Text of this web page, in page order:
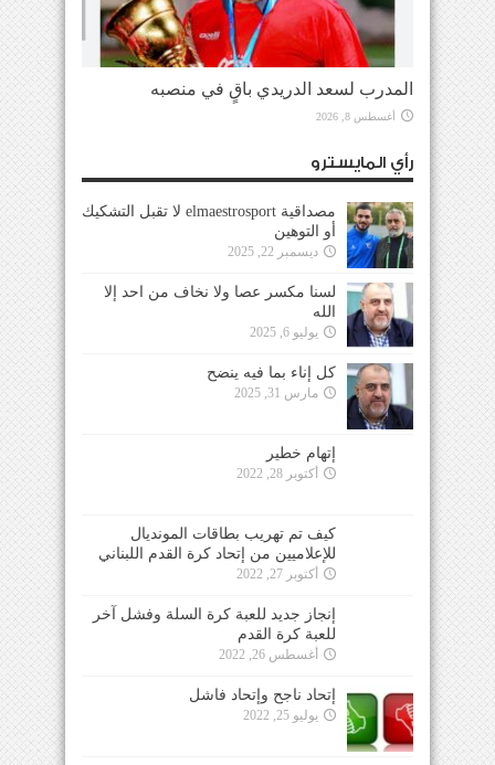
المدرب لسعد الدريدي باقٍ في منصبه
أغسطس 8, 2026
رأي المايسترو
مصداقية elmaestrosport لا تقبل التشكيك
أو التوهين
ديسمبر 22, 2025
لسنا مكسر عصا ولا نخاف من احد إلا
الله
يوليو 6, 2025
كل إناء بما فيه ينضح
مارس 31, 2025
إتهام خطير
أكتوبر 28, 2022
كيف تم تهريب بطاقات المونديال
للإعلاميين من إتحاد كرة القدم اللبناني
أكتوبر 27, 2022
إنجاز جديد للعبة كرة السلة وفشل آخر
للعبة كرة القدم
أغسطس 26, 2022
إتحاد ناجح وإتحاد فاشل
يوليو 25, 2022